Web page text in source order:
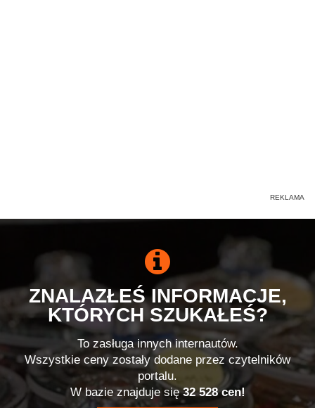
ZNALAZŁEŚ INFORMACJE,
KTÓRYCH SZUKAŁEŚ?
To zasługa innych internautów.
Wszystkie ceny zostały dodane przez czytelników
portalu.
W bazie znajduje się32 528 cen!